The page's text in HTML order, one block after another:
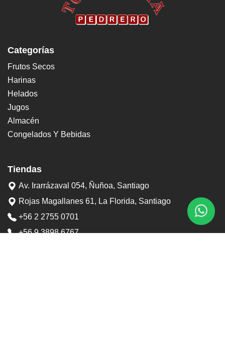
Categorías
Frutos Secos
Harinas
Helados
Jugos
Almacén
Congelados Y Bebidas
Tiendas
Av. Irarrázaval 054, Ñuñoa, Santiago
Rojas Magallanes 61, La Florida, Santiago
+56 2 2755 0701
+56 9 3898 6767